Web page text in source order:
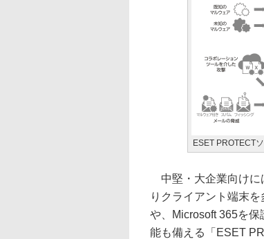
ESET PROTECT
中堅・大企業向けに
りクライアント端末
や、Microsoft 365を
能も備える「ESET